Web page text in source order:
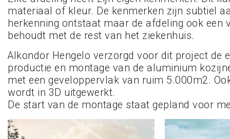
materiaal of kleur. De kenmerken zijn subtiel
herkenning ontstaat maar de afdeling ook een
behoudt met de rest van het ziekenhuis.
Alkondor Hengelo verzorgd voor dit project de
productie en montage van de aluminium
met een geveloppervlak van ruim 5.000m2.
wordt in 3D uitgewerkt.
De start van de montage staat gepland voor